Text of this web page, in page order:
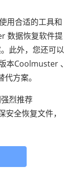
用合适的工具和
数据恢复软件提
此外，您还可以
本Coolmuster 、
方案。
烈推荐
安全恢复文件，